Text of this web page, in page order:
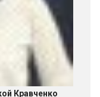
Кравченко